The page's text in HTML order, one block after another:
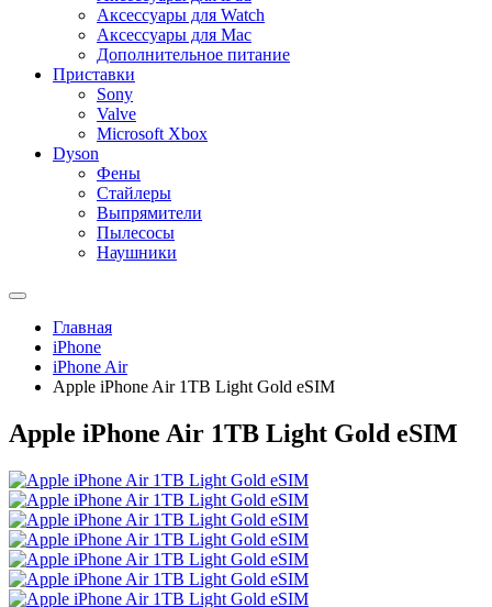
Аксессуары для Watch
Аксессуары для Mac
Дополнительное питание
Приставки
Sony
Valve
Microsoft Xbox
Dyson
Фены
Стайлеры
Выпрямители
Пылесосы
Наушники
Главная
iPhone
iPhone Air
Apple iPhone Air 1TB Light Gold eSIM
Apple iPhone Air 1TB Light Gold eSIM